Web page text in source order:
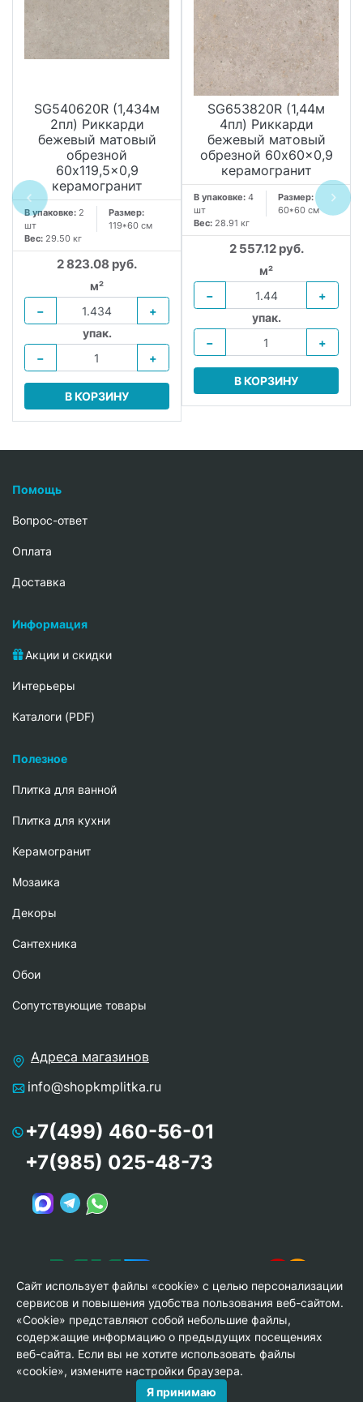
SG540620R (1,434м
2пл) Риккарди
бежевый матовый
обрезной
60x119,5x0,9
керамогранит
В упаковке: 2
шт
Размер:
119*60 см
Вес: 29.50 кг
2 823.08 руб.
м²
−
+
упак.
−
+
В КОРЗИНУ
SG653820R (1,44м
4пл) Риккарди
бежевый матовый
обрезной 60x60x0,9
керамогранит
В упаковке: 4
шт
Размер:
60*60 см
Вес: 28.91 кг
2 557.12 руб.
м²
−
+
упак.
−
+
В КОРЗИНУ
Помощь
Вопрос-ответ
Oплата
Доставка
Информация
Акции и скидки
Интерьеры
Каталоги (PDF)
Полезное
Плитка для ванной
Плитка для кухни
Керамогранит
Мозаика
Декоры
Сантехника
Обои
Сопутствующие товары
Адреса магазинов
info@shopkmplitka.ru
+7(499) 460-56-01
+7(985) 025-48-73
© Copyright 2013-2026 KERAMA MARAZZI, ООО «Гамма
Керамика»
Сайт использует файлы «cookie» с целью персонализации
сервисов и повышения удобства пользования веб-сайтом.
«Cookie» представляют собой небольшие файлы,
содержащие информацию о предыдущих посещениях
веб-сайта. Если вы не хотите использовать файлы
«cookie», измените настройки браузера.
Я принимаю